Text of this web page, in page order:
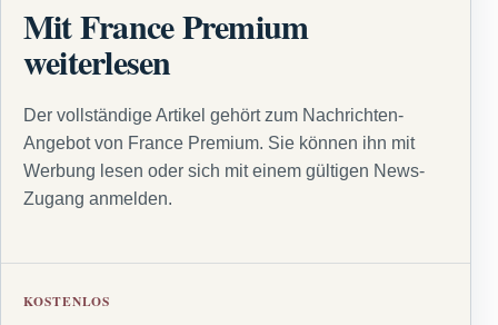
Mit France Premium
weiterlesen
Der vollständige Artikel gehört zum Nachrichten-
Angebot von France Premium. Sie können ihn mit
Werbung lesen oder sich mit einem gültigen News-
Zugang anmelden.
KOSTENLOS